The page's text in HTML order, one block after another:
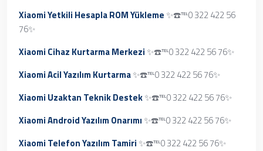
Xiaomi Yetkili Hesapla ROM Yükleme✨☎️℡0 322 422 56
76✨
Xiaomi Cihaz Kurtarma Merkezi✨☎️℡0 322 422 56 76✨
Xiaomi Acil Yazılım Kurtarma✨☎️℡0 322 422 56 76✨
Xiaomi Uzaktan Teknik Destek✨☎️℡0 322 422 56 76✨
Xiaomi Android Yazılım Onarımı✨☎️℡0 322 422 56 76✨
Xiaomi Telefon Yazılım Tamiri✨☎️℡0 322 422 56 76✨